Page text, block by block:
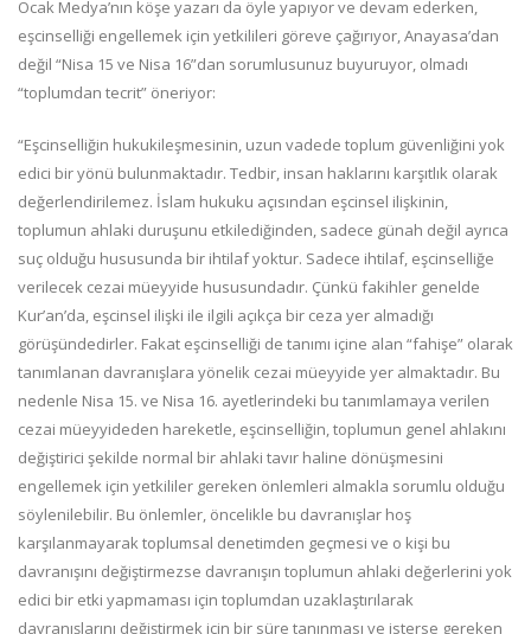
Ocak Medya’nın köşe yazarı da öyle yapıyor ve devam ederken,
eşcinselliği engellemek için yetkilileri göreve çağırıyor, Anayasa’dan
değil “Nisa 15 ve Nisa 16”dan sorumlusunuz buyuruyor, olmadı
“toplumdan tecrit” öneriyor:
“Eşcinselliğin hukukileşmesinin, uzun vadede toplum güvenliğini yok
edici bir yönü bulunmaktadır. Tedbir, insan haklarını karşıtlık olarak
değerlendirilemez. İslam hukuku açısından eşcinsel ilişkinin,
toplumun ahlaki duruşunu etkilediğinden, sadece günah değil ayrıca
suç olduğu hususunda bir ihtilaf yoktur. Sadece ihtilaf, eşcinselliğe
verilecek cezai müeyyide hususundadır. Çünkü fakihler genelde
Kur’an’da, eşcinsel ilişki ile ilgili açıkça bir ceza yer almadığı
görüşündedirler. Fakat eşcinselliği de tanımı içine alan “fahişe” olarak
tanımlanan davranışlara yönelik cezai müeyyide yer almaktadır. Bu
nedenle Nisa 15. ve Nisa 16. ayetlerindeki bu tanımlamaya verilen
cezai müeyyideden hareketle, eşcinselliğin, toplumun genel ahlakını
değiştirici şekilde normal bir ahlaki tavır haline dönüşmesini
engellemek için yetkililer gereken önlemleri almakla sorumlu olduğu
söylenilebilir. Bu önlemler, öncelikle bu davranışlar hoş
karşılanmayarak toplumsal denetimden geçmesi ve o kişi bu
davranışını değiştirmezse davranışın toplumun ahlaki değerlerini yok
edici bir etki yapmaması için toplumdan uzaklaştırılarak
davranışlarını değiştirmek için bir süre tanınması ve isterse gereken